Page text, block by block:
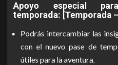
Apoyo especial
temporada: [Temporada
Podrás intercambiar las
con el nuevo pase de
útiles para la aventura.